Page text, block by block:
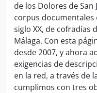
de los Dolores de San
corpus
siglo XX, de cofradías
Málaga. Con esta
desde 2007, y ahora
exigencias de
en la red, a través de
cumplimos con tres